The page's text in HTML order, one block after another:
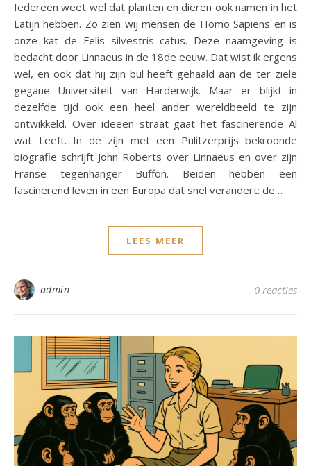
Iedereen weet wel dat planten en dieren ook namen in het
Latijn hebben. Zo zien wij mensen de Homo Sapiens en is
onze kat de Felis silvestris catus. Deze naamgeving is
bedacht door Linnaeus in de 18de eeuw. Dat wist ik ergens
wel, en ook dat hij zijn bul heeft gehaald aan de ter ziele
gegane Universiteit van Harderwijk. Maar er blijkt in
dezelfde tijd ook een heel ander wereldbeeld te zijn
ontwikkeld. Over ideeën straat gaat het fascinerende Al
wat Leeft. In de zijn met een Pulitzerprijs bekroonde
biografie schrijft John Roberts over Linnaeus en over zijn
Franse tegenhanger Buffon. Beiden hebben een
fascinerend leven in een Europa dat snel verandert: de…
LEES MEER
admin 0 reacties